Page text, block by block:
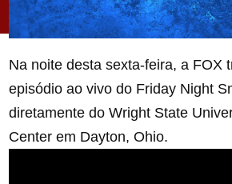
Na noite desta sexta-feira, a FOX
episódio ao vivo do Friday Night
diretamente do Wright State
Center em Dayton, Ohio.